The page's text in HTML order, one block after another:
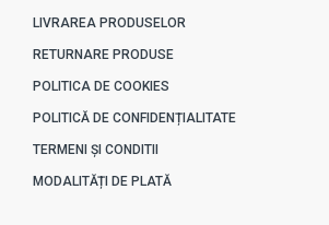
LIVRAREA PRODUSELOR
RETURNARE PRODUSE
POLITICA DE COOKIES
POLITICĂ DE CONFIDENȚIALITATE
TERMENI ȘI CONDITII
MODALITĂȚI DE PLATĂ